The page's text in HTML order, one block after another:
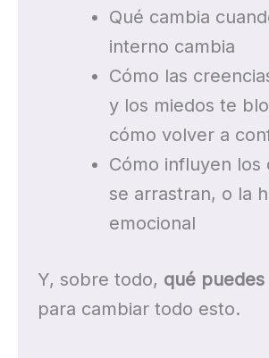
Qué cambia
interno cambia
Cómo las
y los miedos te
cómo volver a
Cómo influyen los
se arrastran, o la
emocional
Y, sobre todo, qué
para cambiar todo esto.